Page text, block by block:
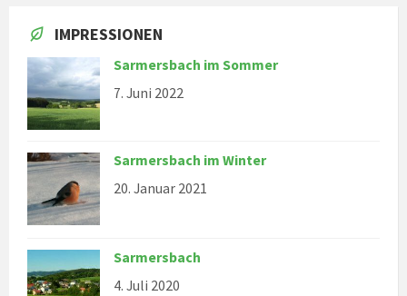
IMPRESSIONEN
Sarmersbach im Sommer
7. Juni 2022
Sarmersbach im Winter
20. Januar 2021
Sarmersbach
4. Juli 2020